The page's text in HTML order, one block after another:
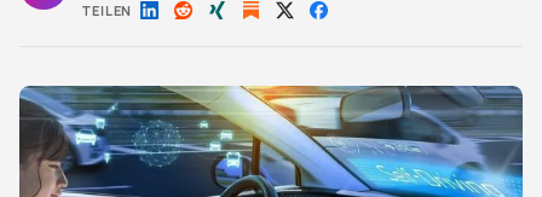
TEILEN Auf Auf Auf Auf Auf